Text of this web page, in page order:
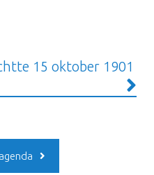
15 oktober 1901